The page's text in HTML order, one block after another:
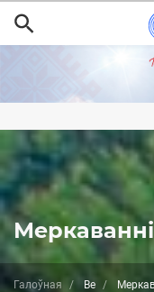
Меркаванні
Галоўная Be